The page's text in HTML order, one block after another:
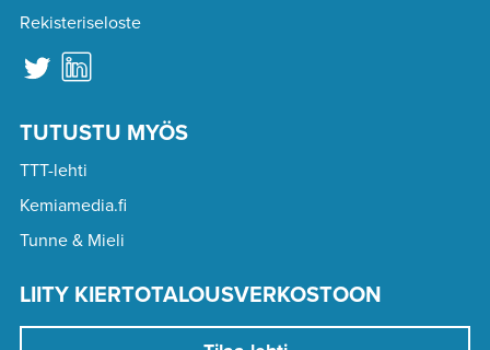
Rekisteriseloste
TUTUSTU MYÖS
TTT-lehti
Kemiamedia.fi
Tunne & Mieli
LIITY KIERTOTALOUSVERKOSTOON